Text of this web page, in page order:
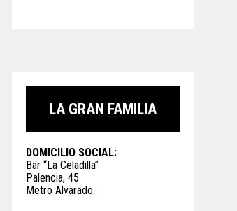
LA GRAN FAMILIA
DOMICILIO SOCIAL:
Bar “La Celadilla”
Palencia, 45
Metro Alvarado.